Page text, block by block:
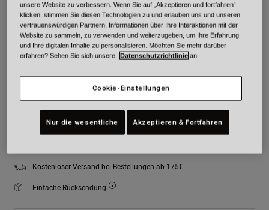
ausgewählt
Größe Größentabelle
Kostenloser Versand bei Bestellungen ab 175€
Einfache Rücksendung
unsere Website zu verbessern. Wenn Sie auf „Akzeptieren und fortfahren“
klicken, stimmen Sie diesen Technologien zu und erlauben uns und unseren
vertrauenswürdigen Partnern, Informationen über Ihre Interaktionen mit der
Website zu sammeln, zu verwenden und weiterzugeben, um Ihre Erfahrung
und Ihre digitalen Inhalte zu personalisieren. Möchten Sie mehr darüber
erfahren? Sehen Sie sich unsere
Datenschutzrichtlinie an.
Cookie-Einstellungen
Nur die wesentliche Akzeptieren & Fortfahren